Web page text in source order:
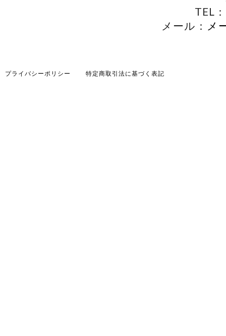
TEL
メール： メ
プライバシーポリシー 特定商取引法に基づく表記